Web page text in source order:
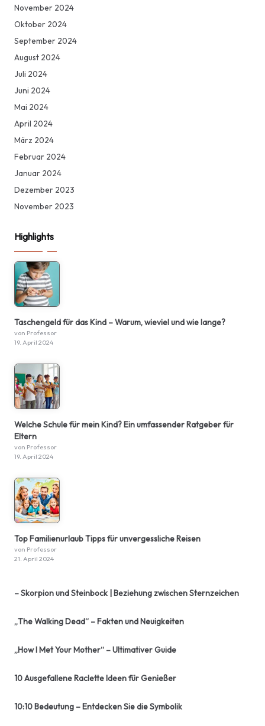
November 2024
Oktober 2024
September 2024
August 2024
Juli 2024
Juni 2024
Mai 2024
April 2024
März 2024
Februar 2024
Januar 2024
Dezember 2023
November 2023
Highlights
Taschengeld für das Kind – Warum, wieviel und wie lange?
von Professor
19. April 2024
Welche Schule für mein Kind? Ein umfassender Ratgeber für
Eltern
von Professor
19. April 2024
Top Familienurlaub Tipps für unvergessliche Reisen
von Professor
21. April 2024
– Skorpion und Steinbock | Beziehung zwischen Sternzeichen
„The Walking Dead“ – Fakten und Neuigkeiten
„How I Met Your Mother“ – Ultimativer Guide
10 Ausgefallene Raclette Ideen für Genießer
10:10 Bedeutung – Entdecken Sie die Symbolik